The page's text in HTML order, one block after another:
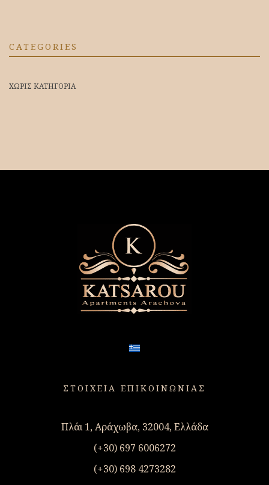
CATEGORIES
ΧΩΡΊΣ ΚΑΤΗΓΟΡΊΑ
ΣΤΟΙΧΕΙΑ ΕΠΙΚΟΙΝΩΝΙΑΣ
Πλάι 1, Αράχωβα, 32004, Ελλάδα
(+30) 697 6006272
(+30) 698 4273282